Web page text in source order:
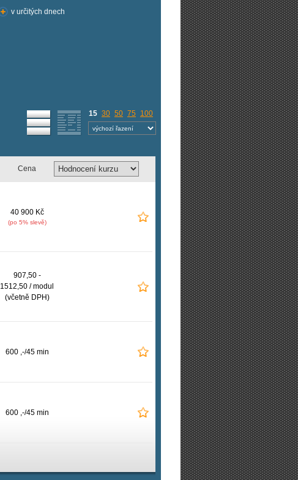
v určitých dnech
15 30 50 75 100
Cena
40 900 Kč
(po 5% slevě)
907,50 -
1512,50 / modul
(včetně DPH)
600 ,-/45 min
600 ,-/45 min